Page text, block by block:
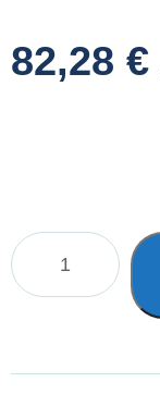
82,28 €